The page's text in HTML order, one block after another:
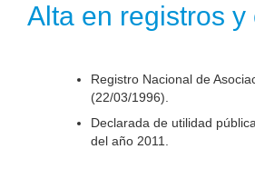
Alta en registros y
Registro Nacional de
(22/03/1996).
Declarada de utilidad
del año 2011.